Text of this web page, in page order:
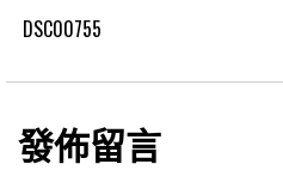
DSC00755
發佈留言